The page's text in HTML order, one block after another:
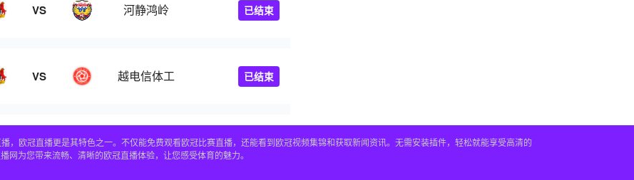
VS 河静鸿岭 已结束
VS 越电信体工 已结束
，欧冠直播更是其特色之一。不仅能免费观看欧冠比赛直播，还能看到欧冠视频集锦和获取新闻资讯。无需安装插件，轻松就能享受高清的
为您带来流畅、清晰的欧冠直播体验，让您感受体育的魅力。